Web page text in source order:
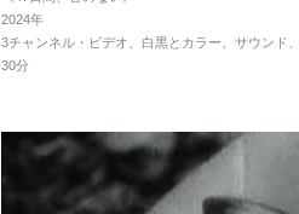
2024年
3チャンネル・ビデオ、白黒とカラー、サウンド
30分